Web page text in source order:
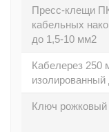
Пресс-клещи
кабельных
до 1,5-10 мм2
Кабелерез 250
изолированный
Ключ рожковый